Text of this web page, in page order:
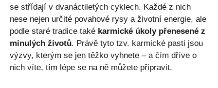
se střídají v dvanáctiletých cyklech. Každé z nich
nese nejen určité povahové rysy a životní energie, ale
podle staré tradice také karmické úkoly přenesené z
minulých životů. Právě tyto tzv. karmické pasti jsou
výzvy, kterým se jen těžko vyhnete – a čím dříve o
nich víte, tím lépe se na ně můžete připravit.